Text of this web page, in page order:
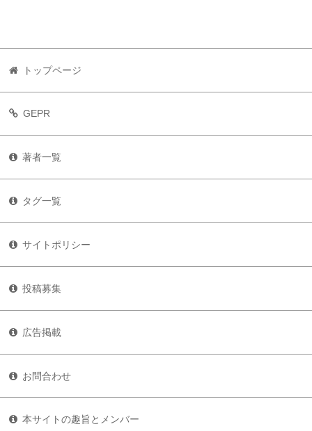
トップページ
GEPR
著者一覧
タグ一覧
サイトポリシー
投稿募集
広告掲載
お問合わせ
本サイトの趣旨とメンバー